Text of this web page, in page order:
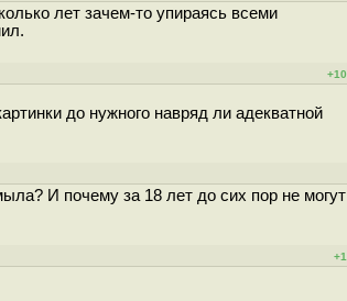
лет зачем-то упираясь всеми
+10
до нужного навряд ли адекватной
И почему за 18 лет до сих пор не могут
+1